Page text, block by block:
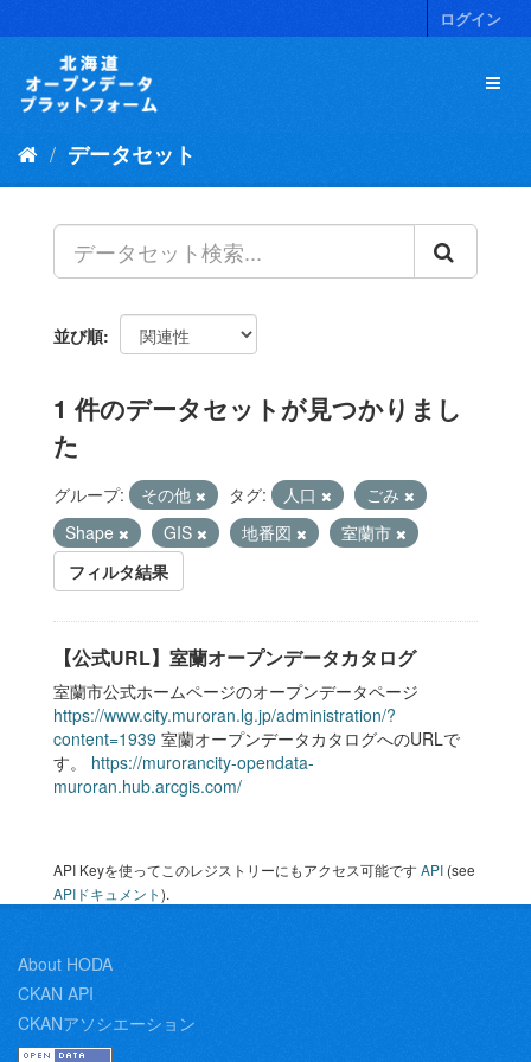
キ
ログイン
データセット
並び順
1 件のデータセットが見つかりまし
た
グループ: その他 タグ: 人口
ごみ
Shape
GIS 地番図
室蘭市
フィルタ結果
【公式URL】室蘭オープンデータカタログ
室蘭市公式ホームページのオープンデータページ
https://www.city.muroran.lg.jp/administration/?
content=1939 室蘭オープンデータカタログへのURLで
す。 https://murorancity-opendata-
muroran.hub.arcgis.com/
API Keyを使ってこのレジストリーにもアクセス可能ですAPI (see
APIドキュメント).
About HODA
CKAN API
CKANアソシエーション